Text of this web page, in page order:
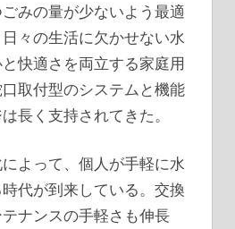
みの量が少ないよう最適
々の生活に欠かせない水
快適さを両立する家庭用
取付型のシステムと機能
長く支持されてきた。
よって、個人が手軽に水
代が到来している。交換
ナンスの手軽さも伸長